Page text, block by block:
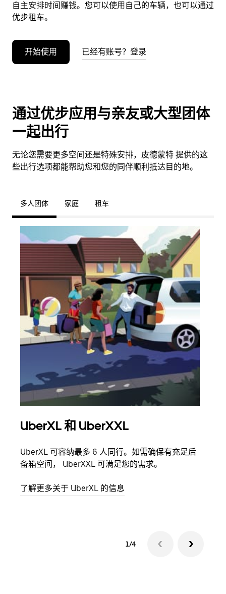
自主安排时间赚钱。您可以使用自己的车辆，也可以通过
优步租车。
开始使用 已经有账号？登录
通过优步应用与亲友或大型团体
一起出行
无论您需要更多空间还是特殊安排，皮德蒙特 提供的这
些出行选项都能帮助您和您的同伴顺利抵达目的地。
多人团体 家庭 租车
UberXL 和 UberXXL
UberXL 可容纳最多 6 人同行。如需确保有充足后
备箱空间， UberXXL 可满足您的需求。
了解更多关于 UberXL 的信息
1/4